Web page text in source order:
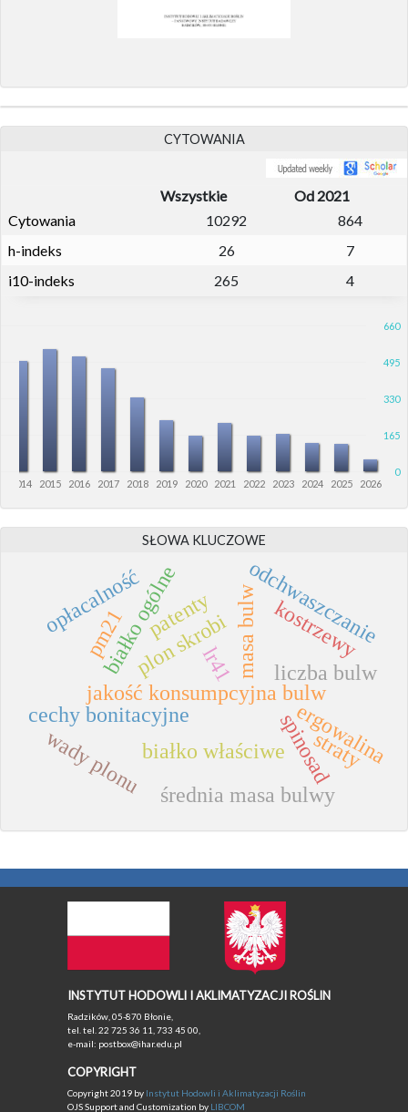
CYTOWANIA
Wszystkie
Od 2021
Cytowania
10292
864
h-indeks
26
7
i10-indeks
265 4
0
660
330
165
495
2014 2015 2016 2017 2018 2019 2020 2021 2022 2023 2024 2025 2026
SŁOWA KLUCZOWE
cechy bonitacyjne
białko właściwe
jakość konsumpcyjna bulw
spinosad
plon skrobi
wady plonu
liczba bulw
masa bulw
średnia masa bulwy
białko ogólne odchwaszczanie
opłacalność
ergowalina
kostrzewy
lr41
pm21 patenty
straty
INSTYTUT HODOWLI I AKLIMATYZACJI ROŚLIN
Radzików, 05-870 Błonie,
tel. tel. 22 725 36 11, 733 45 00,
e-mail: postbox@ihar.edu.pl
COPYRIGHT
Copyright 2019 by Instytut Hodowli i Aklimatyzacji Roślin
OJS Support and Customization by LIBCOM